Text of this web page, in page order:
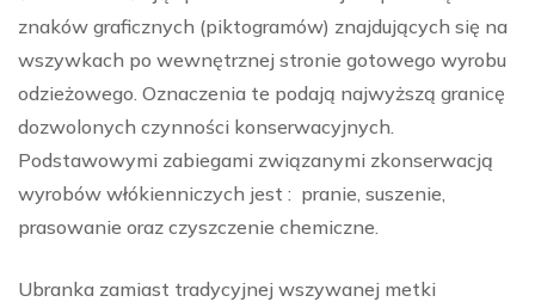
znaków graficznych (piktogramów) znajdujących się na
wszywkach po wewnętrznej stronie gotowego wyrobu
odzieżowego. Oznaczenia te podają najwyższą granicę
dozwolonych czynności konserwacyjnych.
Podstawowymi zabiegami związanymi zkonserwacją
wyrobów włókienniczych jest : pranie, suszenie,
prasowanie oraz czyszczenie chemiczne.
Ubranka zamiast tradycyjnej wszywanej metki